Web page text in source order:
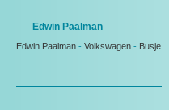
Edwin Paalman
Edwin Paalman - Volkswagen - Busje